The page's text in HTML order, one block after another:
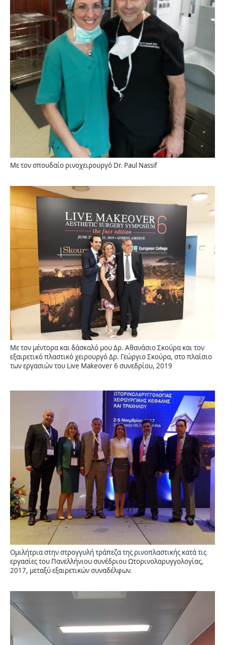
Με τον σπουδαίο ρινοχειρουργό Dr. Paul Nassif
Με τον μέντορα και δάσκαλό μου Δρ. Αθανάσιο Σκούρα και τον
εξαιρετικό πλαστικό χειρουργό Δρ. Γεώργιο Σκούρα, στο πλαίσιο
των εργασιών του Live Makeover 6 συνεδρίου, 2019
Ομιλήτρια στην στρογγυλή τράπεζα της ρινοπλαστικής κατά τις
εργασίες του Πανελλήνιου συνέδριου Ωτορινολαρυγγολογίας,
2017, μεταξύ εξαιρετικών συναδέλφων.